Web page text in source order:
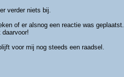
verder niets bij.
of er alsnog een reactie was geplaatst.
voor mij nog steeds een raadsel.